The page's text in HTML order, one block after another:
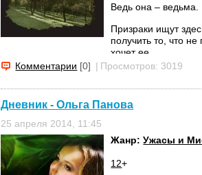
Ведь она – ведьма.
Призраки ищут
получить то, что
хочет ее...
Комментарии [0] | Просмотров: 3019
Дневник - Ольга Панова
25 апреля 2014, 11:45
Жанр:Ужасы и
12+